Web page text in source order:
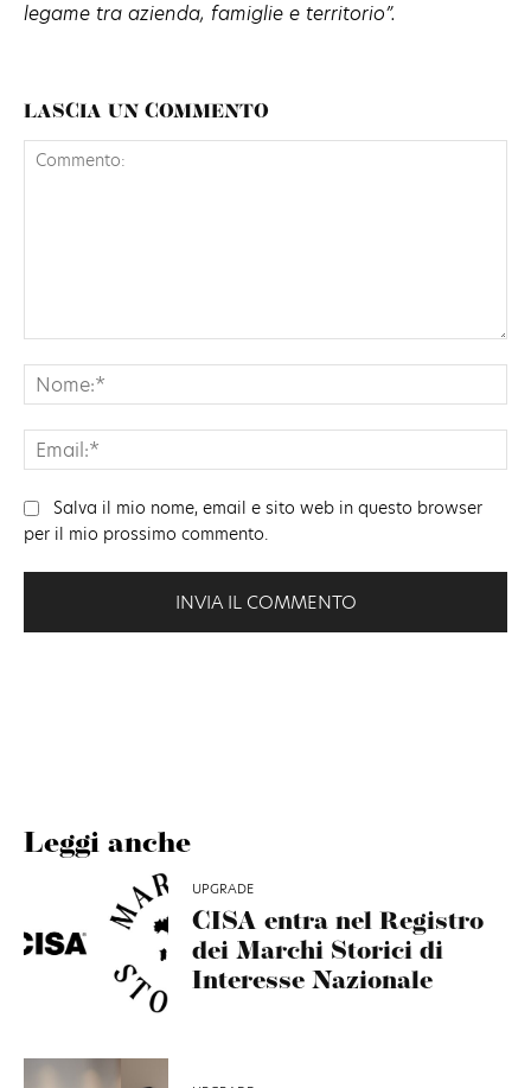
Leggi anche
UPGRADE
CISA entra nel Registro
dei Marchi Storici di
Interesse Nazionale
legame tra azienda, famiglie e territorio”.
LASCIA UN COMMENTO
Salva il mio nome, email e sito web in questo browser
per il mio prossimo commento.